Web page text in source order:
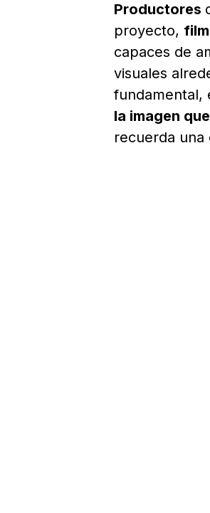
Productores
proyecto,
capaces de
visuales
fundamental,
la imagen
recuerda una